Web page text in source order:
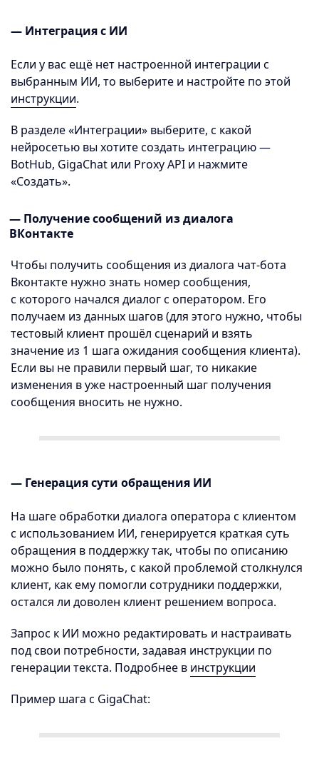
— Интеграция с ИИ
Если у вас ещё нет настроенной интеграции с
выбранным ИИ, то выберите и настройте по этой
инструкции.
В разделе «Интеграции» выберите, с какой
нейросетью вы хотите создать интеграцию —
BotHub, GigaChat или Proxy API и нажмите
«Создать».
— Получение сообщений из диалога
ВКонтакте
Чтобы получить сообщения из диалога чат-бота
Вконтакте нужно знать номер сообщения,
с которого начался диалог с оператором. Его
получаем из данных шагов (для этого нужно, чтобы
тестовый клиент прошёл сценарий и взять
значение из 1 шага ожидания сообщения клиента).
Если вы не правили первый шаг, то никакие
изменения в уже настроенный шаг получения
сообщения вносить не нужно.
— Генерация сути обращения ИИ
На шаге обработки диалога оператора с клиентом
с использованием ИИ, генерируется краткая суть
обращения в поддержку так, чтобы по описанию
можно было понять, с какой проблемой столкнулся
клиент, как ему помогли сотрудники поддержки,
остался ли доволен клиент решением вопроса.
Запрос к ИИ можно редактировать и настраивать
под свои потребности, задавая инструкции по
генерации текста. Подробнее в инструкции
Пример шага с GigaChat: